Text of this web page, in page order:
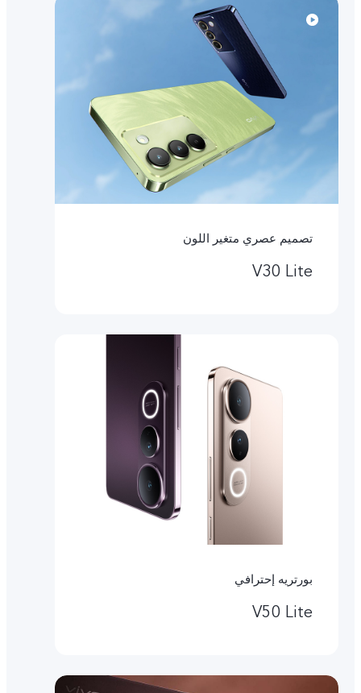
تصميم عصري متغير اللون
V30 Lite
بورتريه إحترافي
V50 Lite